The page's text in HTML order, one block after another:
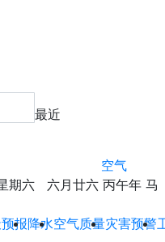
最近
空气
六 六月廿六 丙午年 马
报降水空气质量灾害预警